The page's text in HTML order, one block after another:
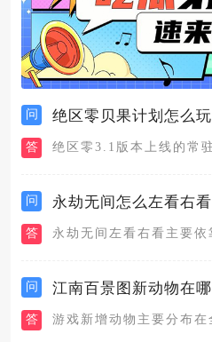
问 绝区零贝果计划怎么玩
答
问 永劫无间怎么左看右看
答
问 江南百景图新动物在哪
答